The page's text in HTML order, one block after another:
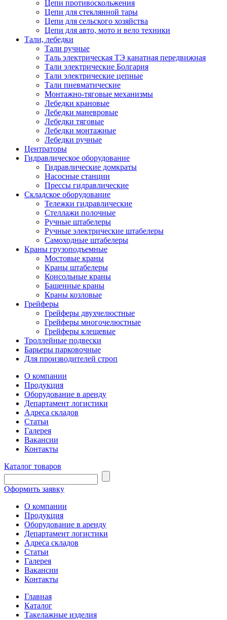
Цепи противоскольжения
Цепи для стеклянной тары
Цепи для сельского хозяйства
Цепи для авто, мото и вело техники
Тали, лебедки
Тали ручные
Таль электрическая ТЭ канатная передвижная
Тали электрические Болгария
Тали электрические цепные
Тали пневматические
Монтажно-тяговые механизмы
Лебедки крановые
Лебедки маневровые
Лебедки тяговые
Лебедки монтажные
Лебедки ручные
Центраторы
Гидравлическое оборудование
Гидравлические домкраты
Насосные станции
Прессы гидравлические
Складское оборудование
Тележки гидравлические
Cтеллажи полочные
Ручные штабелеры
Ручные электрические штабелеры
Самоходные штабелеры
Краны грузоподъемные
Мостовые краны
Краны штабелеры
Консольные краны
Башенные краны
Краны козловые
Грейферы
Грейферы двухчелюстные
Грейферы многочелюстные
Грейферы клещевые
Троллейные подвески
Барьеры парковочные
Для производителей строп
О компании
Продукция
Оборудование в аренду
Департамент логистики
Адреса складов
Статьи
Галерея
Вакансии
Контакты
Каталог товаров
Оформить заявку
О компании
Продукция
Оборудование в аренду
Департамент логистики
Адреса складов
Статьи
Галерея
Вакансии
Контакты
Главная
Каталог
Такелажные изделия